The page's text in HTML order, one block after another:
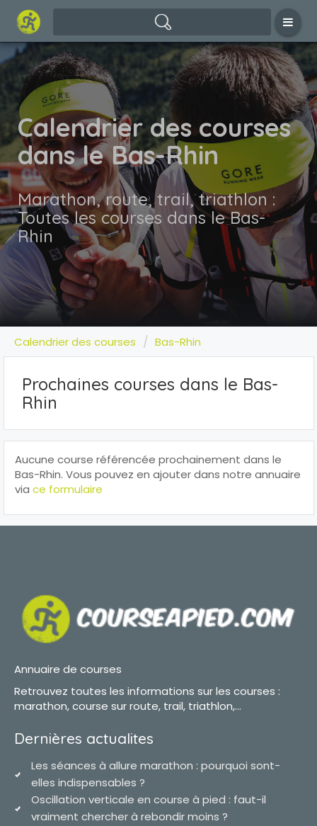
Calendrier des courses
dans le Bas-Rhin
Marathon, route, trail, triathlon :
Toutes les courses dans le Bas-
Rhin
Calendrier des courses Bas-Rhin
Prochaines courses dans le Bas-
Rhin
Aucune course référencée prochainement dans le
Bas-Rhin. Vous pouvez en ajouter dans notre annuaire
via ce formulaire
Annuaire de courses
Retrouvez toutes les informations sur les courses :
marathon, course sur route, trail, triathlon,...
Dernières actualites
Les séances à allure marathon : pourquoi sont-
elles indispensables ?
Oscillation verticale en course à pied : faut-il
vraiment chercher à rebondir moins ?